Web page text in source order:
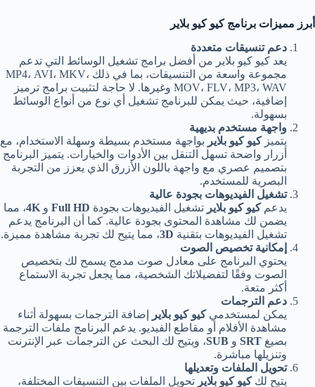
أبرز مميزات برنامج كيو كيو بلاير
دعم تنسيقات متعددة
يعد كيو كيو بلاير من أفضل برامج تشغيل الوسائط التي تدعم
مجموعة واسعة من التنسيقات، بما في ذلك MP4، AVI، MKV،
MOV، FLV، MP3، WAV وغيرها. لا حاجة لتثبيت برامج ترميز
إضافية، حيث يمكن للبرنامج تشغيل أي نوع من أنواع الوسائط
بسهولة.
واجهة مستخدم بديهية
يتميزكيو كيو بلاير بواجهة مستخدم بسيطة وسهلة الاستخدام، مع
أزرار واضحة تسهل التنقل بين الأدوات والخيارات. يتميز البرنامج
بتصميم عصري مع واجهة باللون الأزرق الذي يعزز من التجربة
البصرية للمستخدم.
تشغيل الفيديوهات بجودة عالية
يدعمكيو كيو بلاير تشغيل الفيديوهات بجودة Full HD و 4K، مما
يضمن لك مشاهدة المحتوى بجودة عالية. كما أن البرنامج يدعم
تشغيل الفيديوهات بتقنية 3D، مما يتيح لك تجربة مشاهدة مميزة.
إمكانية تخصيص الصوت
يحتوي البرنامج على معادل صوت مدمج يسمح لك بتخصيص
الصوت وفقًا لتفضيلاتك الشخصية، مما يجعل تجربة الاستماع
أكثر متعة.
دعم الترجمات
يمكن لمستخدميكيو كيو بلاير
إضافة الترجمات بسهولة أثناء
مشاهدة الأفلام أو مقاطع الفيديو. يدعم البرنامج ملفات الترجمة
بصيغ SRT و SUB، ويتيح لك البحث عن الترجمات عبر الإنترنت
وتنزيلها مباشرة.
تحويل الملفات وتعديلها
يتيح لككيو كيو بلاير تحويل الملفات بين التنسيقات المختلفة،